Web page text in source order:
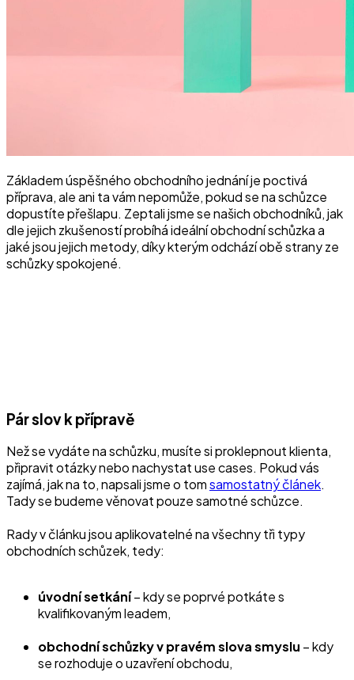
Základem úspěšného obchodního jednání je poctivá
příprava, ale ani ta vám nepomůže, pokud se na schůzce
dopustíte přešlapu. Zeptali jsme se našich obchodníků, jak
dle jejich zkušeností probíhá ideální obchodní schůzka a
jaké jsou jejich metody, díky kterým odchází obě strany ze
schůzky spokojené.
Pár slov k přípravě
Než se vydáte na schůzku, musíte si proklepnout klienta,
připravit otázky nebo nachystat use cases. Pokud vás
zajímá, jak na to, napsali jsme o tomsamostatný článek.
Tady se budeme věnovat pouze samotné schůzce.
Rady v článku jsou aplikovatelné na všechny tři typy
obchodních schůzek, tedy:
úvodní setkání–⁠ kdy se poprvé potkáte s
kvalifikovaným leadem,
obchodní schůzky v pravém slova smyslu –⁠ kdy
se rozhoduje o uzavření obchodu,